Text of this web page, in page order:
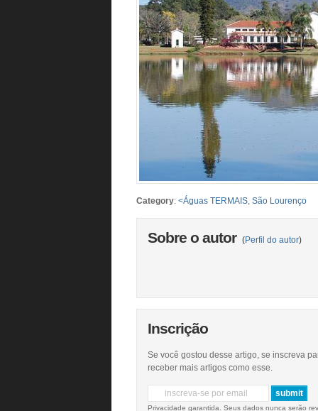
Category: <Águas TERMAIS São Lourenço
Sobre o autor (Perfil do autor)
Inscrição
Se você gostou desse artigo, se inscreva
receber mais artigos como esse.
Privacidade garantida. Seus dados nunca serão